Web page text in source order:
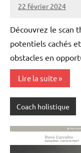
22 février 2024
annuairecoaching
Découvrez le scan
potentiels cachés
obstacles en
Lire la suite
Coach holistique